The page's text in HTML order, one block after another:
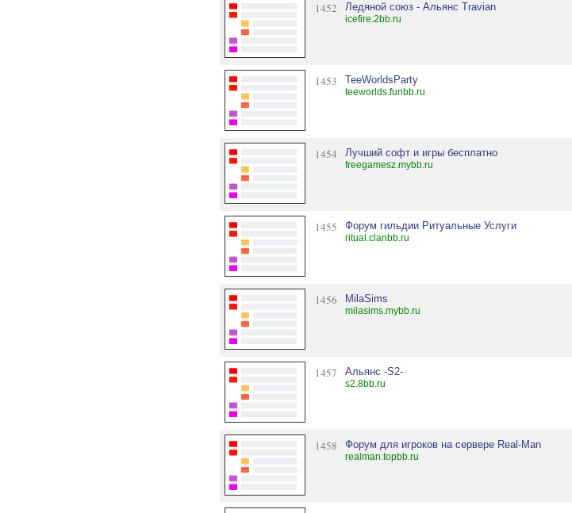
1452 Ледяной союз - Альянс Travian
icefire.2bb.ru
1453 TeeWorldsParty
teeworlds.funbb.ru
1454 Лучший софт и игры бесплатно
freegamesz.mybb.ru
1455 Форум гильдии Ритуальные Услуги
ritual.clanbb.ru
1456 MilaSims
milasims.mybb.ru
1457 Альянс -S2-
s2.8bb.ru
1458 Форум для игроков на сервере Real-Man
realman.topbb.ru